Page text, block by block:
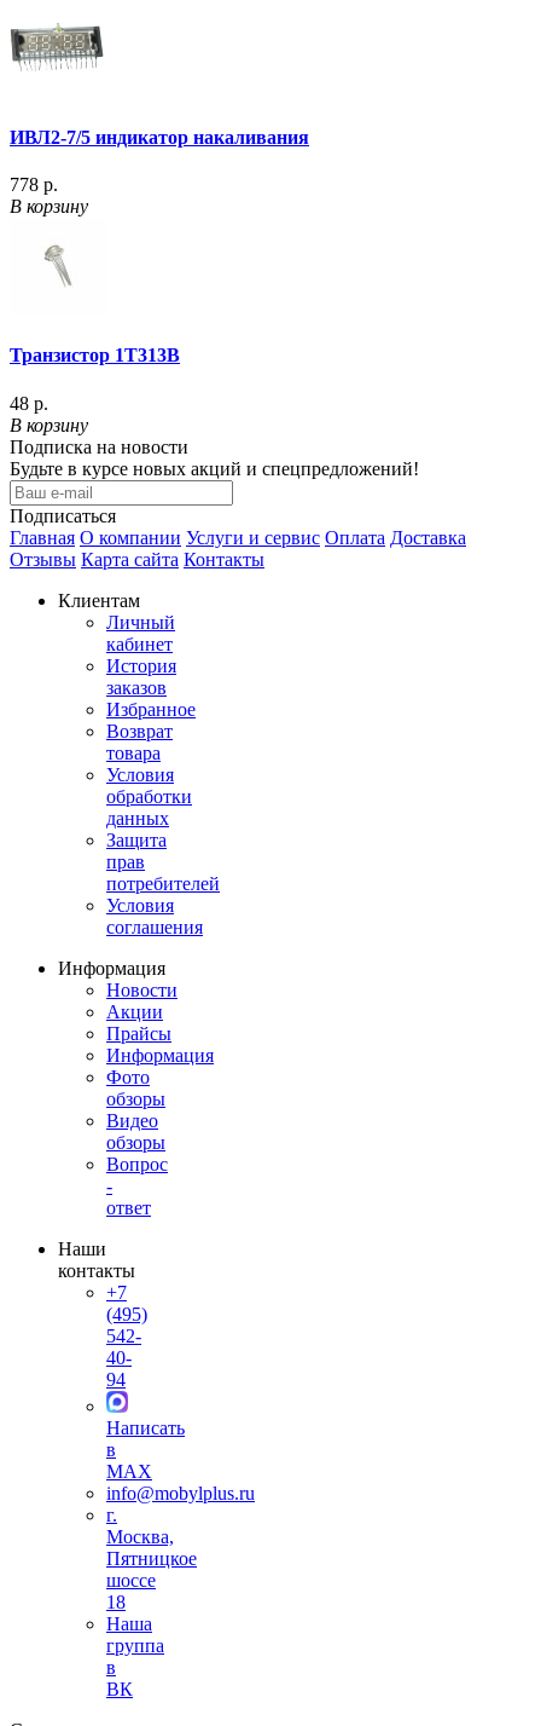
ИВЛ2-7/5 индикатор накаливания
778 р.
В корзину
Транзистор 1Т313В
48 р.
В корзину
Подписка на новости
Будьте в курсе новых акций и спецпредложений!
Подписаться
Главная О компании Услуги и сервис Оплата Доставка
Отзывы Карта сайта Контакты
Клиентам
Личный
кабинет
История
заказов
Избранное
Возврат
товара
Условия
обработки
данных
Защита
прав
потребителей
Условия
соглашения
Информация
Новости
Акции
Прайсы
Информация
Фото
обзоры
Видео
обзоры
Вопрос
-
ответ
Наши
контакты
+7
(495)
542-
40-
94
Написать
в
MAX
info@mobylplus.ru
г.
Москва,
Пятницкое
шоссе
18
Наша
группа
в
ВК